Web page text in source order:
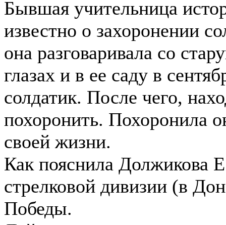
Бывшая учительница
известно о захоронении
она разговаривала со
глазах и в ее саду в
солдатик. После чего,
похоронить. Похоронила
своей жизни.
Как пояснила Должикова
стрелковой дивизии (в
Победы.